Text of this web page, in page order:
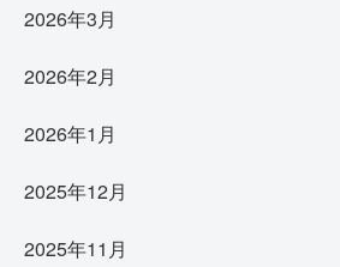
2026年3月
2026年2月
2026年1月
2025年12月
2025年11月